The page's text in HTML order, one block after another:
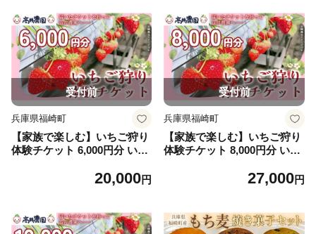
せ ギフト 贈答用 兵庫県 福崎
町
受付前
兵庫県福崎町
【家族で楽しむ】いちご狩り
体験チケット 6,000円分 いち
フルーツ 大粒 濃厚 食べ放題
20,000円
受付前
兵庫県福崎町
【家族で楽しむ】いちご狩り
体験チケット 8,000円分 いち
フルーツ 大粒 濃厚 食べ放題
27,000円